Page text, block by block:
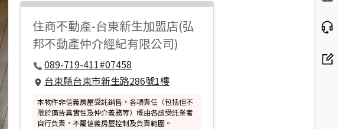
住商不動產-台東新生加盟店(弘
邦不動產仲介經紀有限公司)
089-719-411#07458
台東縣台東市新生路286號1樓
本物件非信義房屋受託銷售，各項責任（包括但不
限於廣告真實性及仲介義務等）概由各該受託業者
自行負責，不屬信義房屋控制及負責範圍。